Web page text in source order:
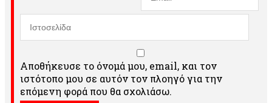
Αποθήκευσε το όνομά μου, email, και τον
ιστότοπο μου σε αυτόν τον πλοηγό για την
επόμενη φορά που θα σχολιάσω.